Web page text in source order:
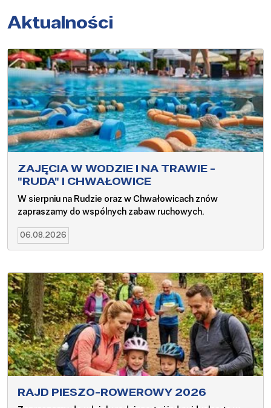
Aktualności
ZAJĘCIA W WODZIE I NA TRAWIE -
"RUDA" I CHWAŁOWICE
W sierpniu na Rudzie oraz w Chwałowicach znów
zapraszamy do wspólnych zabaw ruchowych.
06.08.2026
RAJD PIESZO-ROWEROWY 2026